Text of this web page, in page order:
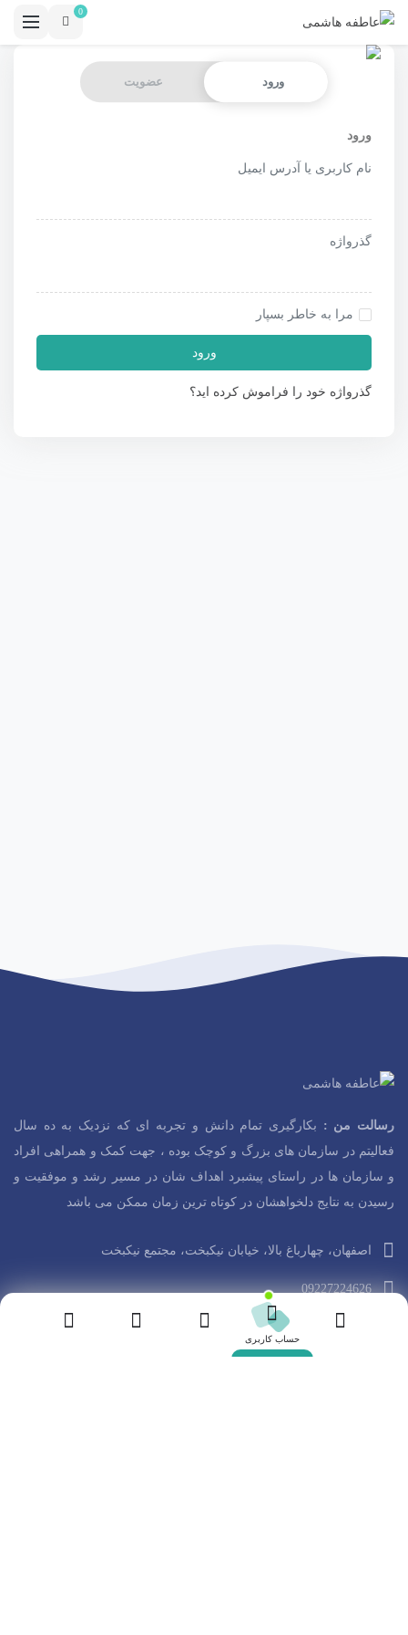
0
ورود عضویت
ورود
نام کاربری یا آدرس ایمیل
گذرواژه
مرا به خاطر بسپار
ورود
گذرواژه خود را فراموش کرده اید؟
رسالت من : بکارگیری تمام دانش و تجربه ای که نزدیک به ده سال
فعالیتم در سازمان های بزرگ و کوچک بوده ، جهت کمک و همراهی افراد
و سازمان ها در راستای پیشبرد اهداف شان در مسیر رشد و موفقیت و
رسیدن به نتایج دلخواهشان در کوتاه ترین زمان ممکن می باشد
اصفهان، چهارباغ بالا، خیابان نیکبخت، مجتمع نیکبخت
09227224626
دسترسی سریع
حساب کاربری